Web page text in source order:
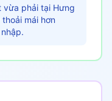
vừa phải tại Hưng
mái hơn